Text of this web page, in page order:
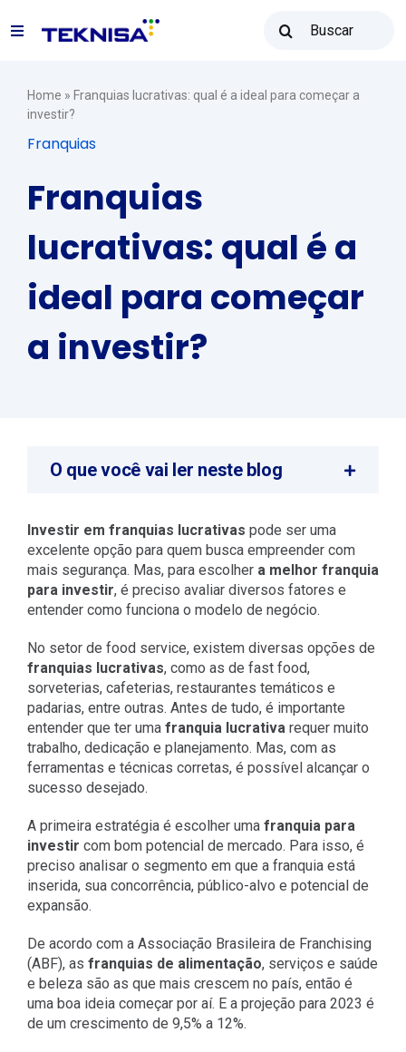
para
resultados
Toggle
Soluções
Teknisa Revenda
Vendas: (31) 2122-2300
Contato
Home » Franquias lucrativas: qual é a ideal para começar a
investir?
Franquias
Franquias
lucrativas: qual é a
ideal para começar
a investir?
Investir em franquias lucrativas pode ser uma
excelente opção para quem busca empreender com
mais segurança. Mas, para escolher a melhor franquia
para investir, é preciso avaliar diversos fatores e
entender como funciona o modelo de negócio.
No setor de food service, existem diversas opções de
franquias lucrativas, como as de fast food,
sorveterias, cafeterias, restaurantes temáticos e
padarias, entre outras. Antes de tudo, é importante
entender que ter uma franquia lucrativarequer muito
trabalho, dedicação e planejamento. Mas, com as
ferramentas e técnicas corretas, é possível alcançar o
sucesso desejado.
A primeira estratégia é escolher uma franquia para
investir com bom potencial de mercado. Para isso, é
preciso analisar o segmento em que a franquia está
inserida, sua concorrência, público-alvo e potencial de
expansão.
De acordo com a Associação Brasileira de Franchising
(ABF), as franquias de alimentação, serviços e saúde
e beleza são as que mais crescem no país, então é
uma boa ideia começar por aí. E a projeção para 2023 é
de um crescimento de 9,5% a 12%.
O que você vai ler neste blog